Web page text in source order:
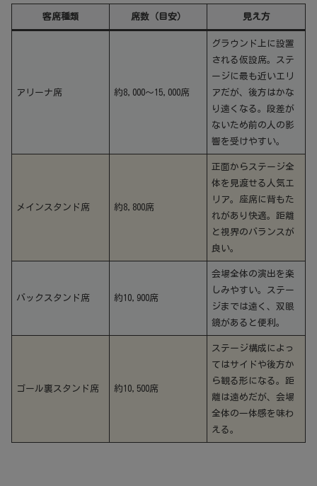
客席種類 席数（目安） 見え方
アリーナ席 約8,000～15,000席
グラウンド上に設置
される仮設席。ステ
ージに最も近いエリ
アだが、後方はかな
り遠くなる。段差が
ないため前の人の影
響を受けやすい。
メインスタンド席 約8,800席
正面からステージ全
体を見渡せる人気エ
リア。座席に背もた
れがあり快適。距離
と視界のバランスが
良い。
バックスタンド席 約10,900席
会場全体の演出を楽
しみやすい。ステー
ジまでは遠く、双眼
鏡があると便利。
ゴール裏スタンド席 約10,500席
ステージ構成によっ
てはサイドや後方か
ら観る形になる。距
離は遠めだが、会場
全体の一体感を味わ
える。